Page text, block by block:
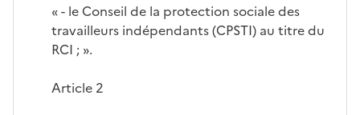
« - le Conseil de la protection sociale des
travailleurs indépendants (CPSTI) au titre du
RCI ; ».
Article 2